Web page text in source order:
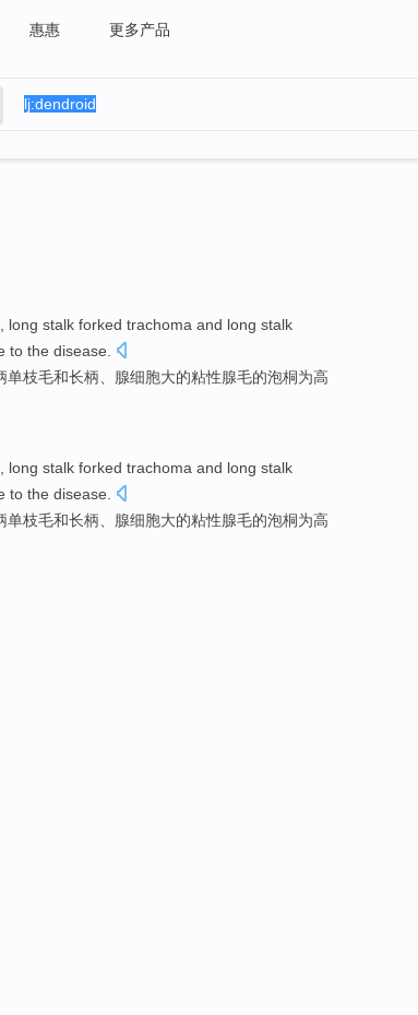
惠惠 更多产品
long stalk forked trachoma and long stalk
to the disease.
单枝毛和长柄、腺细胞大的粘性腺毛的泡桐为高
long stalk forked trachoma and long stalk
to the disease.
单枝毛和长柄、腺细胞大的粘性腺毛的泡桐为高